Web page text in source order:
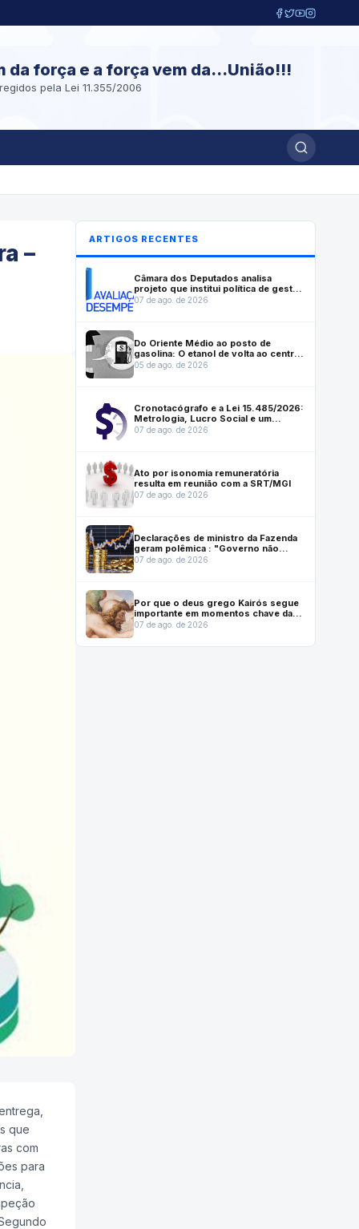
da força e a força vem da...União!!!
pela Lei 11.355/2006
–
que
com
para
ARTIGOS RECENTES
Câmara dos Deputados analisa
projeto que institui política de gestão
e desempenho no serviço público
07 de ago. de 2026
Do Oriente Médio ao posto de
gasolina: O etanol de volta ao centro
da economia
05 de ago. de 2026
Cronotacógrafo e a Lei 15.485/2026:
Metrologia, Lucro Social e um
instrumento que ajuda a salvar vidas
07 de ago. de 2026
Ato por isonomia remuneratória
resulta em reunião com a SRT/MGI
07 de ago. de 2026
Declarações de ministro da Fazenda
geram polêmica : "Governo não
gasta mais do que arrecada"
07 de ago. de 2026
Por que o deus grego Kairós segue
importante em momentos chave da
vida moderna
07 de ago. de 2026